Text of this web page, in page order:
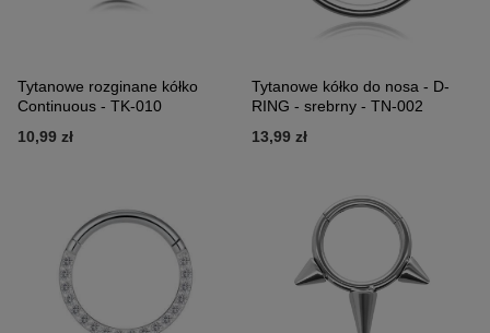
Tytanowe rozginane kółko
Continuous - TK-010
10,99 zł
Tytanowe kółko do nosa - D-
RING - srebrny - TN-002
13,99 zł